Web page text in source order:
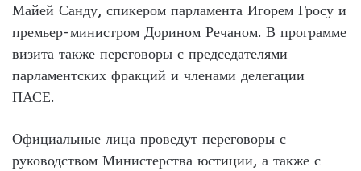
Майей Санду, спикером парламента Игорем Гросу и
премьер-министром Дорином Речаном. В программе
визита также переговоры с председателями
парламентских фракций и членами делегации
ПАСЕ.
Официальные лица проведут переговоры с
руководством Министерства юстиции, а также с